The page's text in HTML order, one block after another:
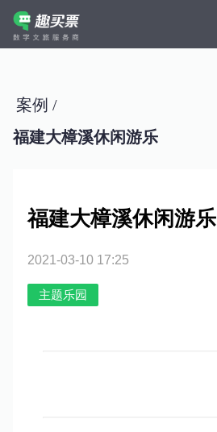
案例 /
福建大樟溪休闲游乐
福建大樟溪休闲游乐
2021-03-10 17:25
主题乐园